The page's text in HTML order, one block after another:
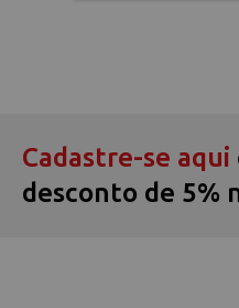
Cadastre-se aqui
desconto de 5%